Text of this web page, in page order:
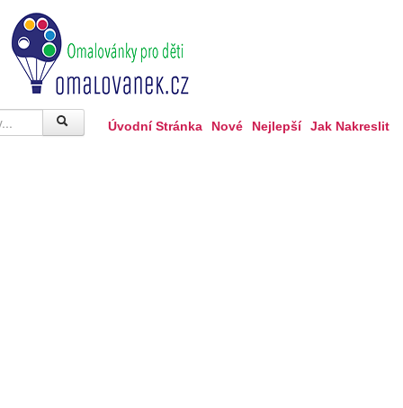
Úvodní Stránka Nové Nejlepší Jak Nakreslit